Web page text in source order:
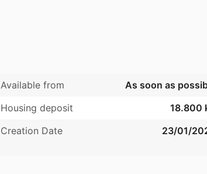
Available from
As soon as
Housing deposit
18.800
Creation Date 23/01/